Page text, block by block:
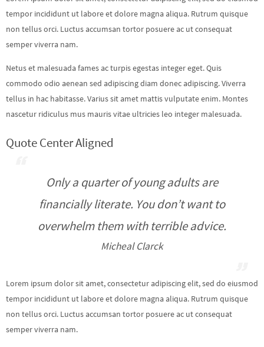
tempor incididunt ut labore et dolore magna aliqua. Rutrum quisque
non tellus orci. Luctus accumsan tortor posuere ac ut consequat
semper viverra nam.
Netus et malesuada fames ac turpis egestas integer eget. Quis
commodo odio aenean sed adipiscing diam donec adipiscing. Viverra
tellus in hac habitasse. Varius sit amet mattis vulputate enim. Montes
nascetur ridiculus mus mauris vitae ultricies leo integer malesuada.
Quote Center Aligned
Only a quarter of young adults are
financially literate. You don’t want to
overwhelm them with terrible advice.
Micheal Clarck
Lorem ipsum dolor sit amet, consectetur adipiscing elit, sed do eiusmod
tempor incididunt ut labore et dolore magna aliqua. Rutrum quisque
non tellus orci. Luctus accumsan tortor posuere ac ut consequat
semper viverra nam.